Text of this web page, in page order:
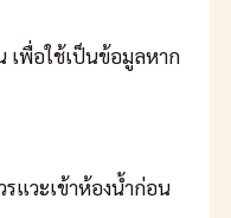
เพื่อใช้เป็นข้อมูลหาก
แวะเข้าห้องน้ำก่อน